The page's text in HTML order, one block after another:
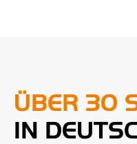
ÜBER 30
IN